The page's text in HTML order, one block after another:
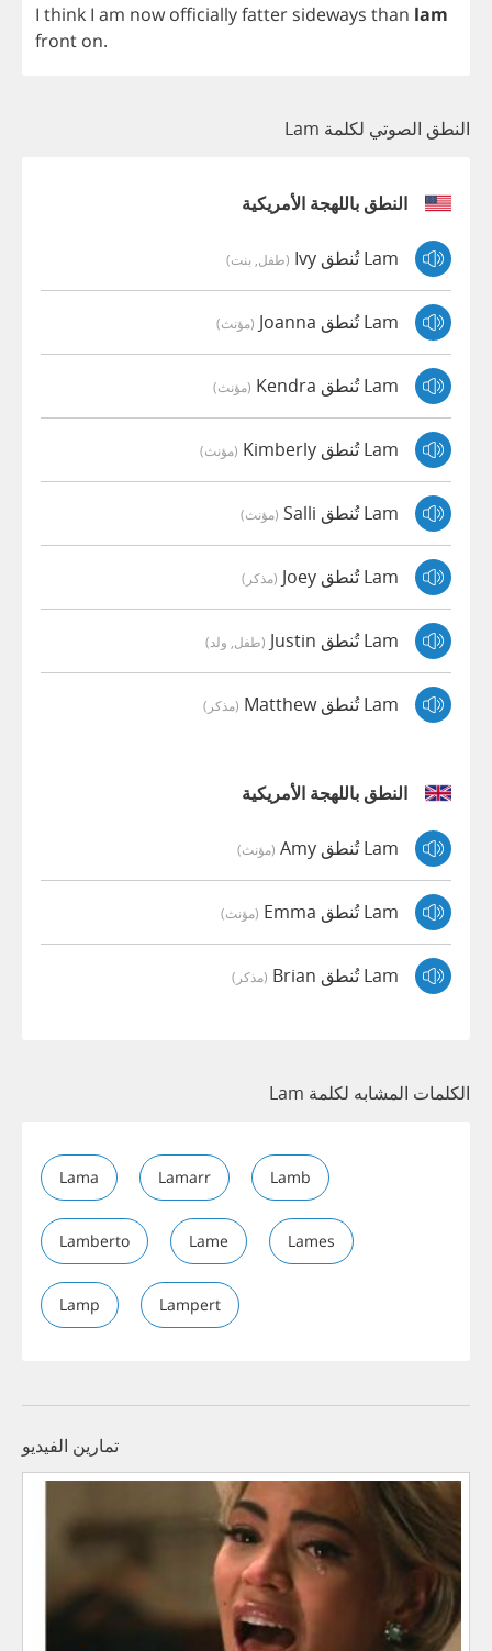
I think I am now officiallyfatter sideways than lam
front on.
النطق الصوتي لكلمة Lam
النطق باللهجة الأمريكية
Lam تُنطق Ivy (طفل, بنت)
Lam تُنطق Joanna (مؤنث)
Lam تُنطق Kendra (مؤنث)
Lam تُنطق Kimberly (مؤنث)
Lam تُنطق Salli (مؤنث)
Lam تُنطق Joey (مذكر)
Lam تُنطق Justin (طفل, ولد)
Lam تُنطق Matthew (مذكر)
النطق باللهجة الأمريكية
Lam تُنطق Amy (مؤنث)
Lam تُنطق Emma (مؤنث)
Lam تُنطق Brian (مذكر)
الكلمات المشابه لكلمة Lam
Lama Lamarr Lamb
Lamberto Lame Lames
Lamp Lampert
تمارين الفيديو